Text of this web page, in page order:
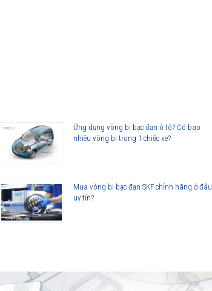
Ứng dụng vòng bi bạc đạn ô tô? Có bao
nhiêu vòng bi trong 1 chiếc xe?
Mua vòng bi bạc đạn SKF chính hãng ở đâu
uy tín?